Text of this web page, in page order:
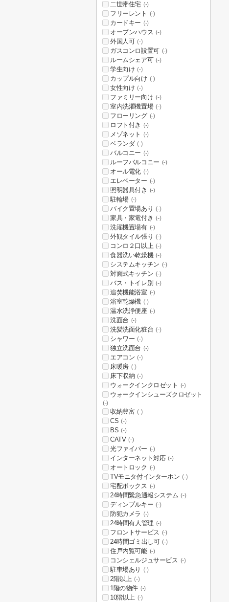
二世帯住宅 (-)
フリーレント (-)
カードキー (-)
オープンハウス (-)
外国人可 (-)
ガスコンロ設置可 (-)
ルームシェア可 (-)
学生向け (-)
カップル向け (-)
女性向け (-)
ファミリー向け (-)
室内洗濯機置場 (-)
フローリング (-)
ロフト付き (-)
メゾネット (-)
ベランダ (-)
バルコニー (-)
ルーフバルコニー (-)
オール電化 (-)
エレベーター (-)
照明器具付き (-)
駐輪場 (-)
バイク置場あり (-)
家具・家電付き (-)
洗濯機置場有 (-)
外観タイル張り (-)
コンロ２口以上 (-)
食器洗い乾燥機 (-)
システムキッチン (-)
対面式キッチン (-)
バス・トイレ別 (-)
追焚機能浴室 (-)
浴室乾燥機 (-)
温水洗浄便座 (-)
洗面台 (-)
洗髪洗面化粧台 (-)
シャワー (-)
独立洗面台 (-)
エアコン (-)
床暖房 (-)
床下収納 (-)
ウォークインクロゼット (-)
ウォークインシューズクロゼット
(-)
収納豊富 (-)
CS (-)
BS (-)
CATV (-)
光ファイバー (-)
インターネット対応 (-)
オートロック (-)
TVモニタ付インターホン (-)
宅配ボックス (-)
24時間緊急通報システム (-)
ディンプルキー (-)
防犯カメラ (-)
24時間有人管理 (-)
フロントサービス (-)
24時間ゴミ出し可 (-)
住戸内覧可能 (-)
コンシェルジュサービス (-)
駐車場あり (-)
2階以上 (-)
1階の物件 (-)
10階以上 (-)